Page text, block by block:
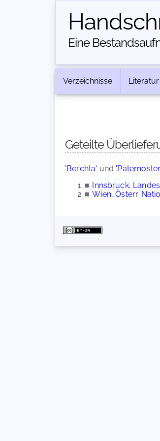
Eine
Verzeichnisse Literatur
Geteilte
'Berchta' und
■ Innsbruck,
■ Wien, Österr.